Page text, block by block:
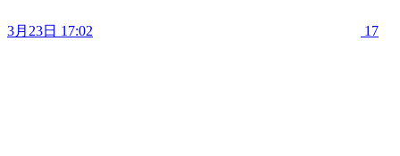
3月23日 17:02 17